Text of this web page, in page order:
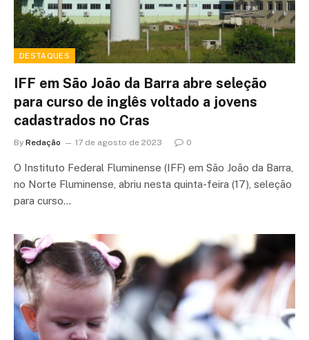
DESTAQUES
IFF em São João da Barra abre seleção
para curso de inglês voltado a jovens
cadastrados no Cras
By Redação 17 de agosto de 2023 0
O Instituto Federal Fluminense (IFF) em São João da Barra,
no Norte Fluminense, abriu nesta quinta-feira (17), seleção
para curso…